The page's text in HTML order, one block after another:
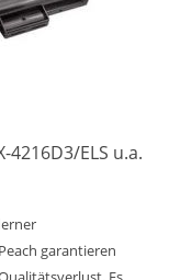
4216D3/ELS u.a.
garantieren